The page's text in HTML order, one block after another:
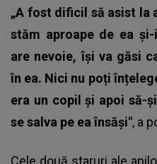
„A fost dificil să asist la
stăm aproape de ea
are nevoie, își va găsi
în ea. Nici nu poți
era un copil și apoi să-
se salva pe ea însăși", a
Cele două staruri ale